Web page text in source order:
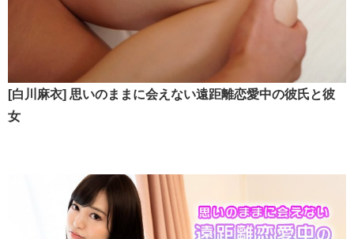
[白川麻衣] 思いのままに会えない遠距離恋愛中の彼氏と彼
女